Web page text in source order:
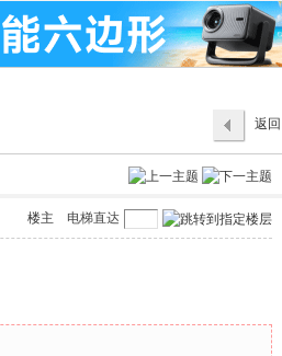
返回
列表
电梯直达
楼主